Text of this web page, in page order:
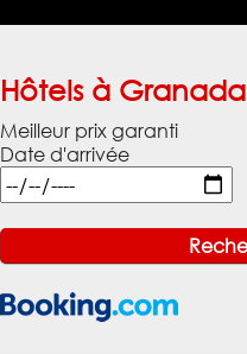
Hôtels à Granada
Meilleur prix garanti
Date d'arrivée